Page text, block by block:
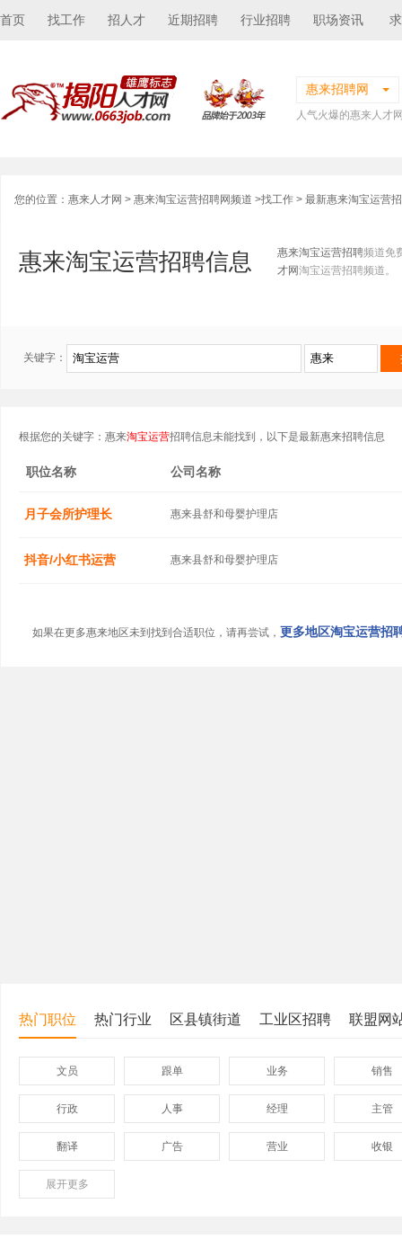
首页 找工作 招人才 近期招聘 行业招聘 职场资讯
惠来招聘网
人气火爆的惠来人才
您的位置： 惠来人才网 > 惠来淘宝运营招聘网频道 >找工作 > 最新惠来淘宝运营
惠来淘宝运营招聘信息 惠来淘宝运营招聘频道免
才网淘宝运营招聘频道。
关键字：
根据您的关键字：惠来淘宝运营招聘信息未能找到，以下是最新惠来招聘信息
职位名称 公司名称
月子会所护理长 惠来县舒和母婴护理店
抖音/小红书运营 惠来县舒和母婴护理店
如果在更多惠来地区未到找到合适职位，请再尝试， 更多地区淘宝运营招
热门职位 热门行业 区县镇街道 工业区招聘 联盟网
文员 跟单 业务 销售
行政 人事 经理 主管
翻译 广告 营业 收银
保险
展开更多